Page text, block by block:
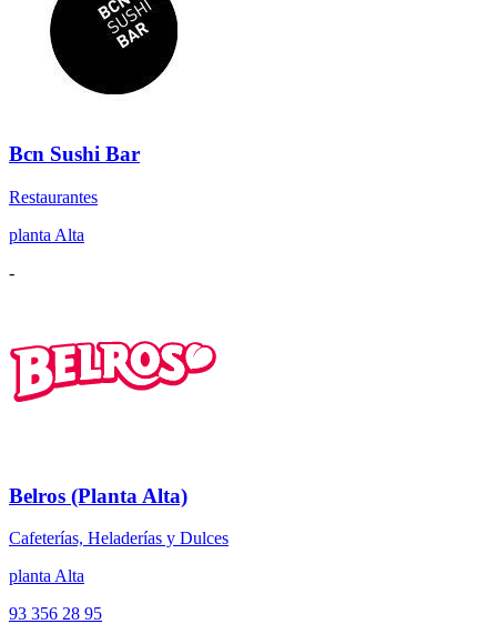
Bcn Sushi Bar
Restaurantes
planta Alta
-
Belros (Planta Alta)
Cafeterías, Heladerías y Dulces
planta Alta
93 356 28 95